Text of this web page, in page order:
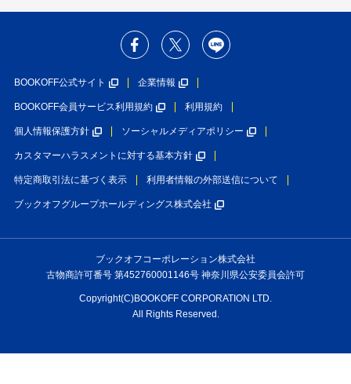
BOOKOFF公式サイト 企業情報
BOOKOFF会員サービス利用規約 利用規約
個人情報保護方針 ソーシャルメディアポリシー
カスタマーハラスメントに対する基本方針
特定商取引法に基づく表示 利用者情報の外部送信について
ブックオフグループホールディングス株式会社
ブックオフコーポレーション株式会社
古物商許可番号 第452760001146号 神奈川県公安委員会許可
Copyright(C)BOOKOFF CORPORATION LTD.
All Rights Reserved.